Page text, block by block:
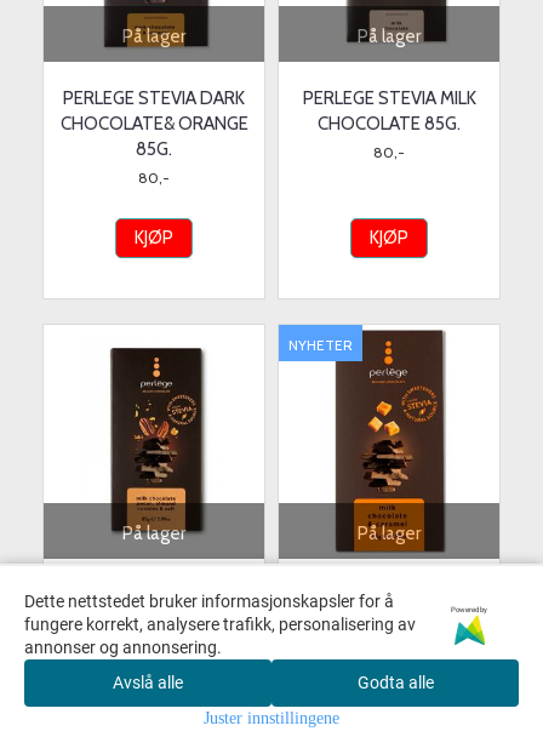
På lager
PERLEGE STEVIA DARK
CHOCOLATE& ORANGE
85G.
80,-
KJØP
På lager
PERLEGE STEVIA MILK
CHOCOLATE 85G.
80,-
KJØP
På lager
PERLEGE STEVIA MILK
CHOCOLATE PECAN,
ALMOND, ...
80,-
På lager
NYHETER
PERLEGE STEVIA MILK
CHOCOLATE&CARAMEL
80,-
Dette nettstedet bruker informasjonskapsler for å
fungere korrekt, analysere trafikk, personalisering av
annonser og annonsering.
Powered by
Avslå alle Godta alle
Juster innstillingene